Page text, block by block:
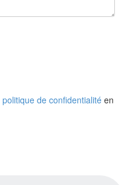
politique de confidentialité en